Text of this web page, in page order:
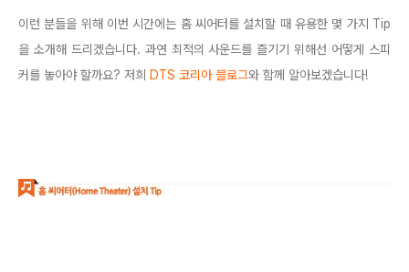
이런 분들을 위해 이번 시간에는 홈 씨어터를 설치할 때 유용한 몇 가지 Tip
을 소개해 드리겠습니다. 과연 최적의 사운드를 즐기기 위해선 어떻게 스피
커를 놓아야 할까요? 저희 DTS 코리아 블로그와 함께 알아보겠습니다!